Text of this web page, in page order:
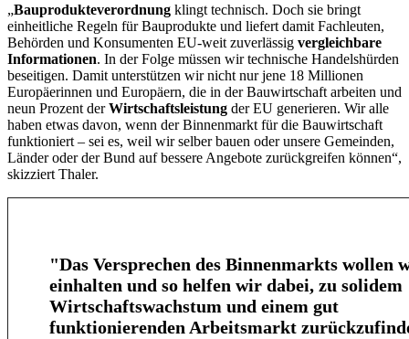
„Bauprodukteverordnung klingt technisch. Doch sie bringt
einheitliche Regeln für Bauprodukte und liefert damit Fachleuten,
Behörden und Konsumenten EU-weit zuverlässig vergleichbare
Informationen. In der Folge müssen wir technische Handelshürden
beseitigen. Damit unterstützen wir nicht nur jene 18 Millionen
Europäerinnen und Europäern, die in der Bauwirtschaft arbeiten und
neun Prozent derWirtschaftsleistung der EU generieren. Wir alle
haben etwas davon, wenn der Binnenmarkt für die Bauwirtschaft
funktioniert – sei es, weil wir selber bauen oder unsere Gemeinden,
Länder oder der Bund auf bessere Angebote zurückgreifen können“,
skizziert Thaler.
"Das Versprechen des Binnenmarkts wollen
einhalten und so helfen wir dabei, zu solidem
Wirtschaftswachstum und einem gut
funktionierenden Arbeitsmarkt